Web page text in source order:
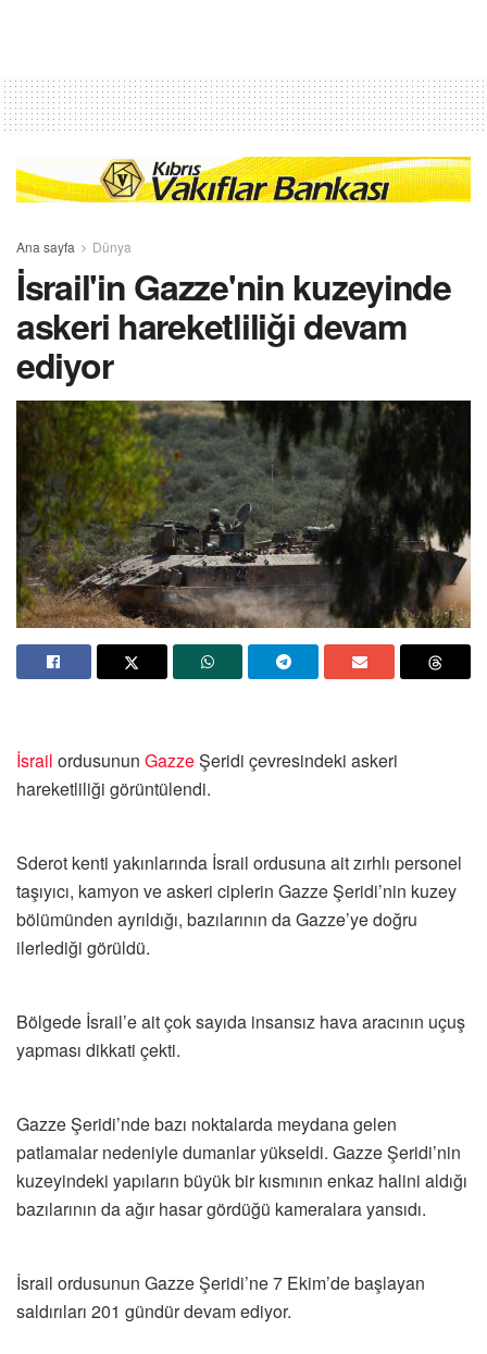
Ana sayfa Dünya
İsrail'in Gazze'nin kuzeyinde
askeri hareketliliği devam
ediyor
İsrail ordusunun GazzeŞeridi çevresindeki askeri
hareketliliği görüntülendi.
Sderot kenti yakınlarında İsrail ordusuna ait zırhlı personel
taşıyıcı, kamyon ve askeri ciplerin Gazze Şeridi’nin kuzey
bölümünden ayrıldığı, bazılarının da Gazze’ye doğru
ilerlediği görüldü.
Bölgede İsrail’e ait çok sayıda insansız hava aracının uçuş
yapması dikkati çekti.
Gazze Şeridi’nde bazı noktalarda meydana gelen
patlamalar nedeniyle dumanlar yükseldi. Gazze Şeridi’nin
kuzeyindeki yapıların büyük bir kısmının enkaz halini aldığı
bazılarının da ağır hasar gördüğü kameralara yansıdı.
İsrail ordusunun Gazze Şeridi’ne 7 Ekim’de başlayan
saldırıları 201 gündür devam ediyor.